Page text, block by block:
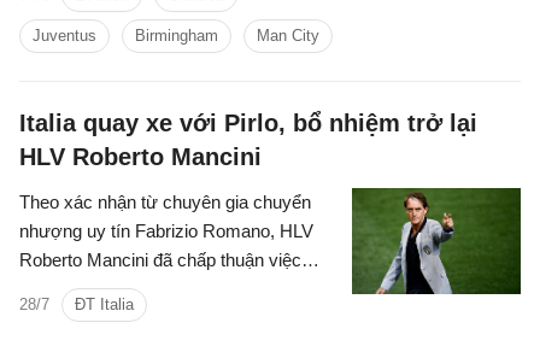
Juventus Birmingham Man City
Italia quay xe với Pirlo, bổ nhiệm trở lại
HLV Roberto Mancini
Theo xác nhận từ chuyên gia chuyển
nhượng uy tín Fabrizio Romano, HLV
Roberto Mancini đã chấp thuận việc
quay trở lại dẫn dắt đội tuyển quốc gia Ý
với một kịch bản vô cùng bất ngờ.
28/7 ĐT Italia